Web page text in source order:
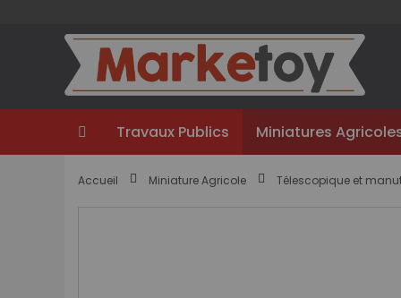
contenu
Travaux Publics Miniatures
Accueil Miniature Agricole Télescopique et